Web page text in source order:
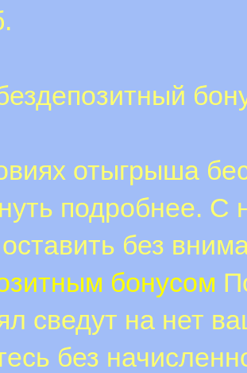
отыгрыша
подробнее.
без
бонусом
сведут на нет
без